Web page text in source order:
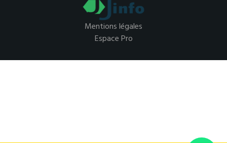
Mentions légales
Espace Pro